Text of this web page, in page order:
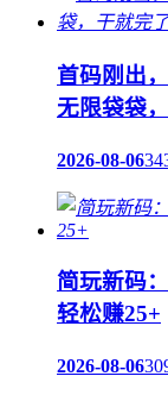
首码刚出
无限袋袋
2026-08-06
简玩新码
轻松赚25+
2026-08-06